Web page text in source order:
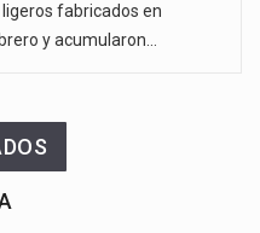
fabricados en
y acumularon…